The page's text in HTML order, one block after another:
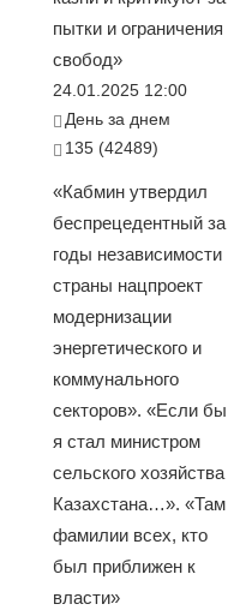
пытки и ограничения
свобод»
24.01.2025 12:00
День за днем
135 (42489)
«Кабмин утвердил
беспрецедентный за
годы независимости
страны нацпроект
модернизации
энергетического и
коммунального
секторов». «Если бы
я стал министром
сельского хозяйства
Казахстана…». «Там
фамилии всех, кто
был приближен к
власти»